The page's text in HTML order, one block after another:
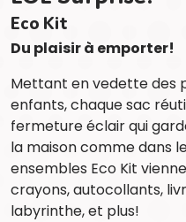
Eco Kit
Du plaisir à emporter!
Mettant en vedette des
enfants, chaque sac
fermeture éclair qui
la maison comme dans
ensembles Eco Kit
crayons, autocollants,
labyrinthe, et plus!